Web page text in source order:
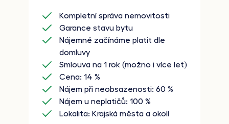
Kompletní správa nemovitosti
Garance stavu bytu
Nájemné začínáme platit dle
domluvy
Smlouva na 1 rok (možno i více let)
Cena: 14 %
Nájem při neobsazenosti: 60 %
Nájem u neplatičů: 100 %
Lokalita: Krajská města a okolí